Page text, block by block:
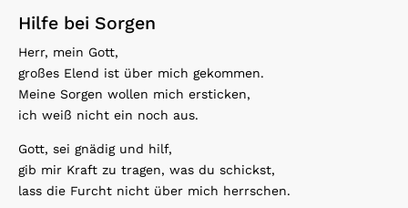
Hilfe bei Sorgen
Herr, mein Gott,
großes Elend ist über mich gekommen.
Meine Sorgen wollen mich ersticken,
ich weiß nicht ein noch aus.
Gott, sei gnädig und hilf,
gib mir Kraft zu tragen, was du schickst,
lass die Furcht nicht über mich herrschen.